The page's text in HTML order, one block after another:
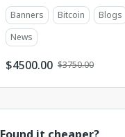
Banners Bitcoin
Blogs
News
$4500.00 $3750.00